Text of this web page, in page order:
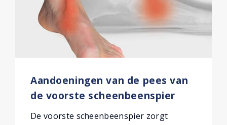
Aandoeningen van de pees van
de voorste scheenbeenspier
De voorste scheenbeenspier zorgt